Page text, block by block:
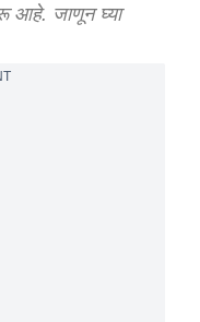
आहे. जाणून घ्या